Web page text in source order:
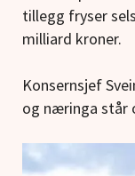
tillegg fryser
milliard kroner.
Konsernsjef
og næringa står